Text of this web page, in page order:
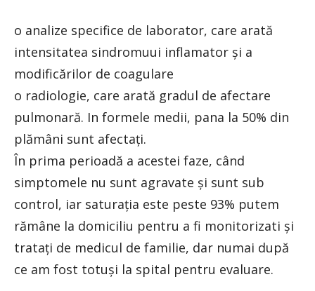
o analize specifice de laborator, care arată
intensitatea sindromuui inflamator și a
modificărilor de coagulare
o radiologie, care arată gradul de afectare
pulmonară. In formele medii, pana la 50% din
plămâni sunt afectați.
În prima perioadă a acestei faze, când
simptomele nu sunt agravate și sunt sub
control, iar saturația este peste 93% putem
rămâne la domiciliu pentru a fi monitorizati și
tratați de medicul de familie, dar numai după
ce am fost totuși la spital pentru evaluare.